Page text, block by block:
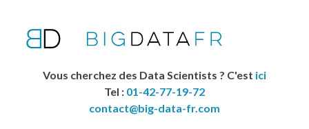
Vous cherchez des Data Scientists ? C'est ici
Tel : 01-42-77-19-72
contact@big-data-fr.com